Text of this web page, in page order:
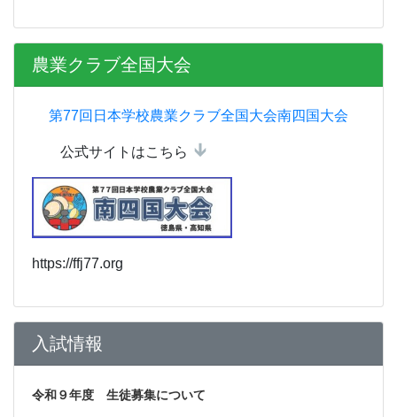
農業クラブ全国大会
第77回日本学校農業クラブ全国大会南四国大会
公式サイトはこちら
https://ffj77.org
入試情報
令和９年度 生徒募集について